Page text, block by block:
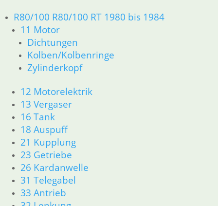
R80/100 R80/100 RT 1980 bis 1984
11 Motor
Dichtungen
Kolben/Kolbenringe
Zylinderkopf
12 Motorelektrik
13 Vergaser
16 Tank
18 Auspuff
21 Kupplung
23 Getriebe
26 Kardanwelle
31 Telegabel
33 Antrieb
21 Kupplung
23 Getriebe
26 Kardanwelle
31 Telegabel
32 Lenkung
33 Antrieb
36 Räder
46 Rahmen & Verkleidung R60/6 – R90/S
51 Spiegel & Schlösser
52 Sitzbank
61 Fahrzeugelektrik
62 Instrumente
R 60/7 – R 100 RT Bj. 1976 – 1979
11 Motor
Dichtungen
Kolben/Kolbenringe